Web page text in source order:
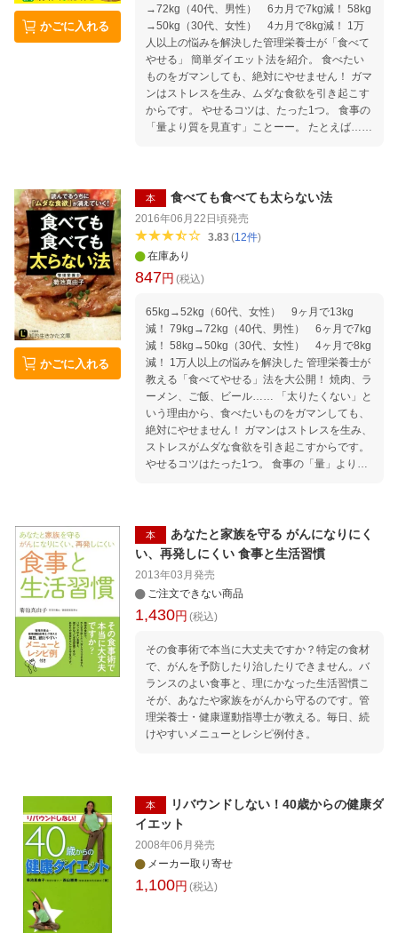
かごに入れる
→72kg（40代、男性） 6カ月で7kg減！ 58kg
→50kg（30代、女性） 4カ月で8kg減！ 1万
人以上の悩みを解決した管理栄養士が「食べて
やせる」 簡単ダイエット法を紹介。 食べたい
ものをガマンしても、絶対にやせません！ ガマ
ンはストレスを生み、ムダな食欲を引き起こす
からです。 やせるコツは、たった1つ。 食事の
「量より質を見直す」ことーー。 たとえば……
ール」と「唐揚げ」を楽しむ！ などなど、「お
いしく食べて、楽しくやせるコツ」満載の本。
文庫ベストセラーが「オールカラー＆図解版」
かごに入れる
本 食べても食べても太らない法
2016年06月22日頃発売
3.83(12件)
在庫あり
847円 (税込)
65kg→52kg（60代、女性） 9ヶ月で13kg
減！ 79kg→72kg（40代、男性） 6ヶ月で7kg
減！ 58kg→50kg（30代、女性） 4ヶ月で8kg
減！ 1万人以上の悩みを解決した 管理栄養士が
教える「食べてやせる」法を大公開！ 焼肉、ラ
ーメン、ご飯、ビール…… 「太りたくない」と
いう理由から、食べたいものをガマンしても、
絶対にやせません！ ガマンはストレスを生み、
ストレスがムダな食欲を引き起こすからです。
やせるコツはたった1つ。 食事の「量」より
「シュークリーム」 ◇居酒屋では「ビール」と
「唐揚げ」を楽しむ！ などなど、おいしく食べ
本
あなたと家族を守る がんになりにく
い、再発しにくい 食事と生活習慣
2013年03月 発売
ご注文できない商品
1,430円 (税込)
その食事術で本当に大丈夫ですか？特定の食材
で、がんを予防したり治したりできません。バ
ランスのよい食事と、理にかなった生活習慣こ
そが、あなたや家族をがんから守るのです。管
理栄養士・健康運動指導士が教える。毎日、続
けやすいメニューとレシピ例付き。
本
リバウンドしない！40歳からの健康ダ
イエット
2008年06月 発売
メーカー取り寄せ
1,100円 (税込)